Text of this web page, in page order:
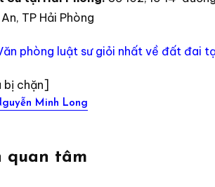
TP Hải Phòng
phòng luật sư giỏi nhất về đất đai
bị chặn]
Minh Long
quan tâm